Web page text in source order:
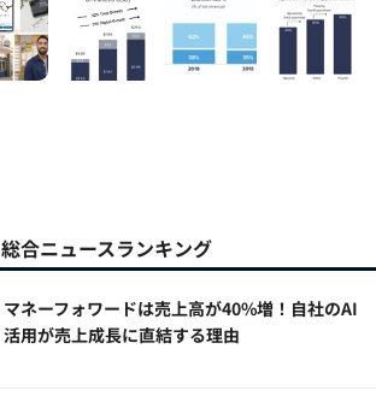
総合ニュースランキング
マネーフォワードは売上高が40%増！自社のAI
活用が売上成長に直結する理由